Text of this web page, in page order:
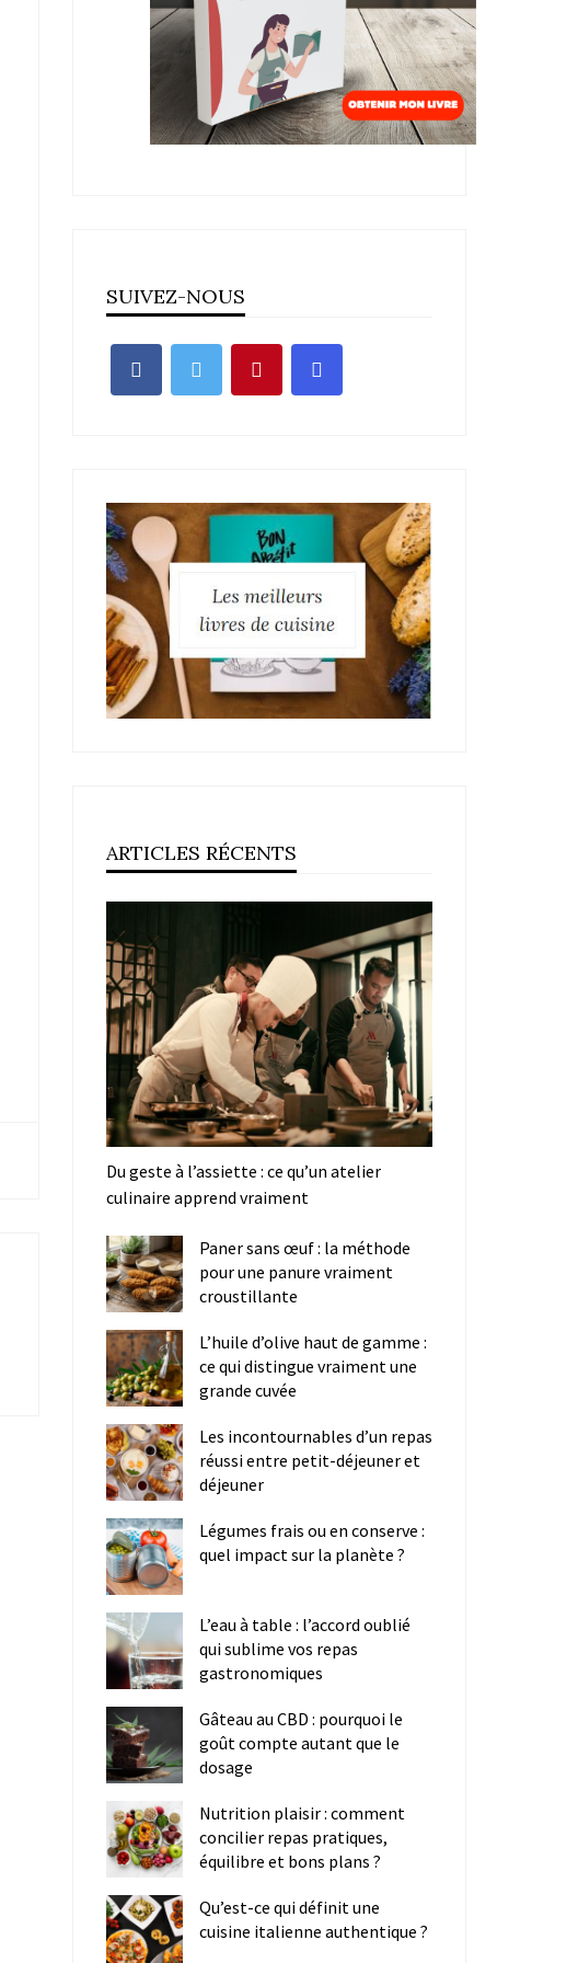
SUIVEZ-NOUS
ARTICLES RÉCENTS
Du geste à l’assiette : ce qu’un atelier
culinaire apprend vraiment
Paner sans œuf : la méthode
pour une panure vraiment
croustillante
L’huile d’olive haut de gamme :
ce qui distingue vraiment une
grande cuvée
Les incontournables d’un repas
réussi entre petit-déjeuner et
déjeuner
Légumes frais ou en conserve :
quel impact sur la planète ?
L’eau à table : l’accord oublié
qui sublime vos repas
gastronomiques
Gâteau au CBD : pourquoi le
goût compte autant que le
dosage
Nutrition plaisir : comment
concilier repas pratiques,
équilibre et bons plans ?
Qu’est-ce qui définit une
cuisine italienne authentique ?